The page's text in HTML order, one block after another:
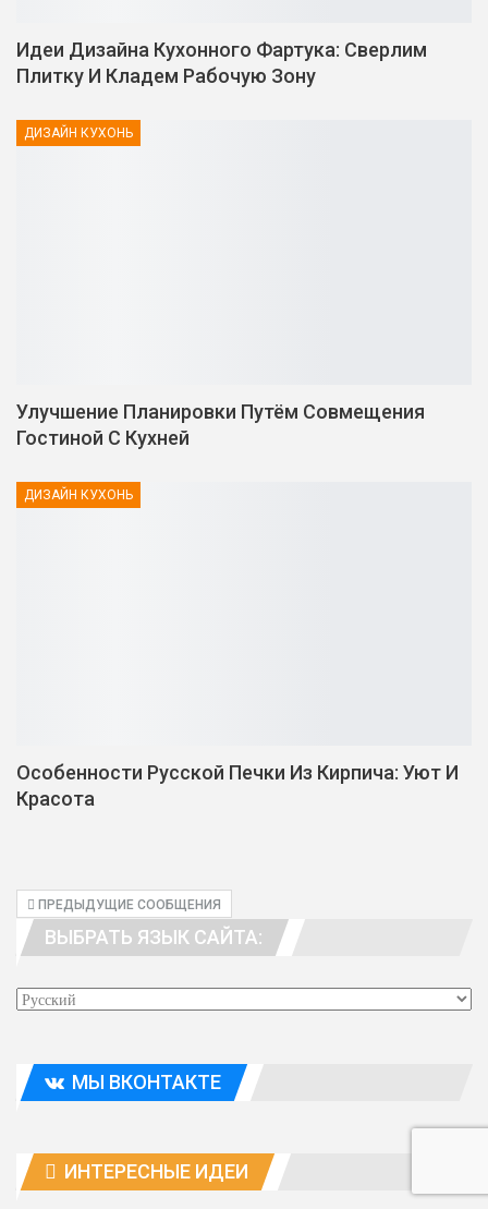
Идеи Дизайна Кухонного Фартука: Сверлим
Плитку И Кладем Рабочую Зону
ДИЗАЙН КУХОНЬ
Улучшение Планировки Путём Совмещения
Гостиной С Кухней
ДИЗАЙН КУХОНЬ
Особенности Русской Печки Из Кирпича: Уют И
Красота
ПРЕДЫДУЩИЕ СООБЩЕНИЯ
ВЫБРАТЬ ЯЗЫК САЙТА:
МЫ ВКОНТАКТЕ
ИНТЕРЕСНЫЕ ИДЕИ